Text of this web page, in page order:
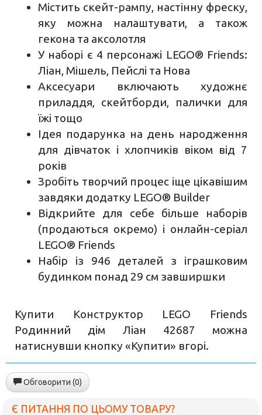
Містить скейт-рампу, настінну фреску,
яку можна налаштувати, а також
гекона та аксолотля
У наборі є 4 персонажі LEGO® Friends:
Ліан, Мішель, Пейслі та Нова
Аксесуари включають художнє
приладдя, скейтборди, палички для
їжі тощо
Ідея подарунка на день народження
для дівчаток і хлопчиків віком від 7
років
Зробіть творчий процес іще цікавішим
завдяки додатку LEGO® Builder
Відкрийте для себе більше наборів
(продаються окремо) і онлайн-серіал
LEGO® Friends
Набір із 946 деталей з іграшковим
будинком понад 29 см завширшки
Купити Конструктор LEGO Friends
Родинний дім Ліан 42687 можна
натиснувши кнопку «Купити» вгорі.
Обговорити (0)
Є ПИТАННЯ ПО ЦЬОМУ ТОВАРУ?